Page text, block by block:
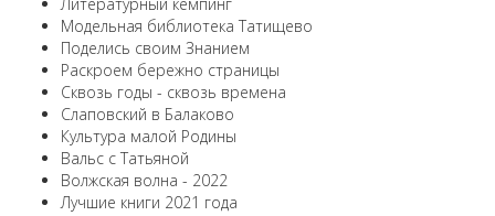
Модельная библиотека Татищево
Поделись своим Знанием
Раскроем бережно страницы
Сквозь годы - сквозь времена
Слаповский в Балаково
Культура малой Родины
Вальс с Татьяной
Волжская волна - 2022
Лучшие книги 2021 года